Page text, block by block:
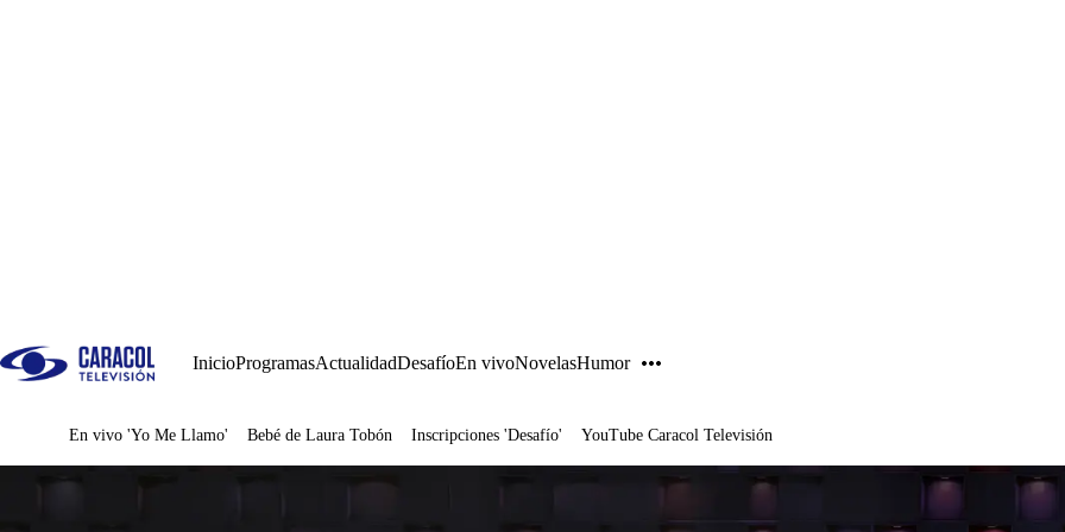
InicioProgramasActualidadDesafíoEn vivoNovelasHumor
Juegos
En vivo 'Yo Me Llamo' Bebé de Laura Tobón Inscripciones 'Desafío' YouTube Caracol Televisión